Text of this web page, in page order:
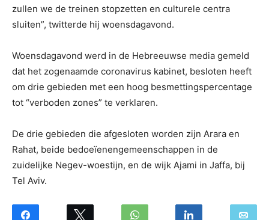
zullen we de treinen stopzetten en culturele centra
sluiten”, twitterde hij woensdagavond.
Woensdagavond werd in de Hebreeuwse media gemeld
dat het zogenaamde coronavirus kabinet, besloten heeft
om drie gebieden met een hoog besmettingspercentage
tot “verboden zones” te verklaren.
De drie gebieden die afgesloten worden zijn Arara en
Rahat, beide bedoeïenengemeenschappen in de
zuidelijke Negev-woestijn, en de wijk Ajami in Jaffa, bij
Tel Aviv.